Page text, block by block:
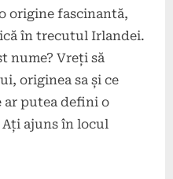
origine fascinantă,
în trecutul Irlandei.
nume? Vreți să
originea sa și ce
putea defini o
Ați ajuns în locul